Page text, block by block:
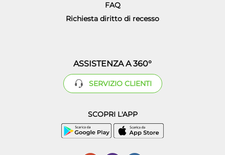
FAQ
Richiesta diritto di recesso
ASSISTENZA A 360°
SERVIZIO CLIENTI
SCOPRI L'APP